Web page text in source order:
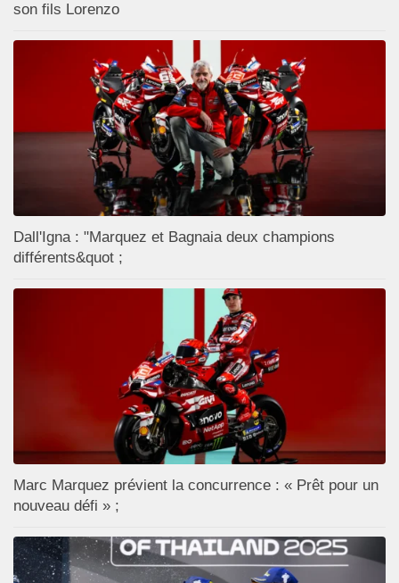
son fils Lorenzo
Dall'Igna : "Marquez et Bagnaia deux champions
différents&quot ;
Marc Marquez prévient la concurrence : « Prêt pour un
nouveau défi » ;